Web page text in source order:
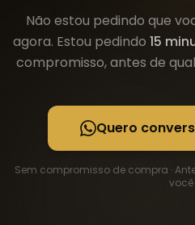
Não estou pedindo que
agora. Estou pedindo 15
compromisso, antes de
Quero
Sem compromisso de compra ·
você